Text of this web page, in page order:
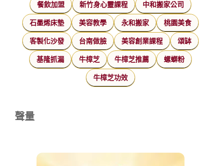
餐飲加盟 新竹身心靈課程 中和搬家公司
石墨烯床墊 美容教學 永和搬家 桃園美食
客製化沙發 台南做臉 美容創業課程 頌缽
基隆抓漏 牛樟芝 牛樟芝推薦 螺螄粉
牛樟芝功效
聲量